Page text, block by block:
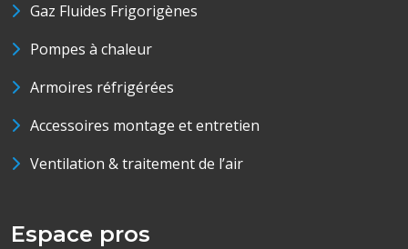
Gaz Fluides Frigorigènes
Pompes à chaleur
Armoires réfrigérées
Accessoires montage et entretien
Ventilation & traitement de l’air
Espace pros